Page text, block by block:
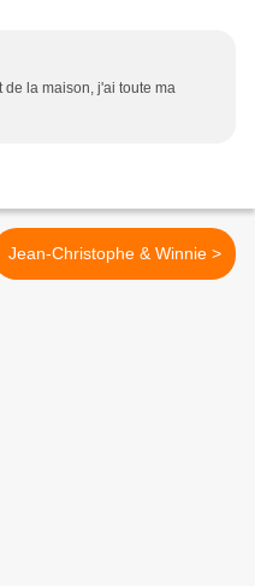
la maison, j'ai toute ma
Jean-Christophe & Winnie >